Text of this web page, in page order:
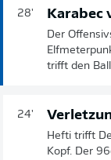
28' Karabec
Der
trifft den
24'
Hefti trifft
Kopf. Der